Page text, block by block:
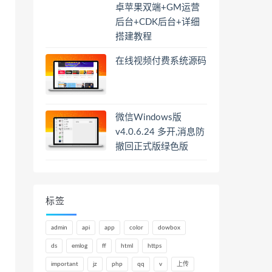
卓苹果双端+GM运营
后台+CDK后台+详细
搭建教程
在线视频付费系统源码
微信Windows版
v4.0.6.24 多开,消息防
撤回正式版绿色版
标签
admin api app color dowbox
ds emlog ff html https
important jz php qq v 上传